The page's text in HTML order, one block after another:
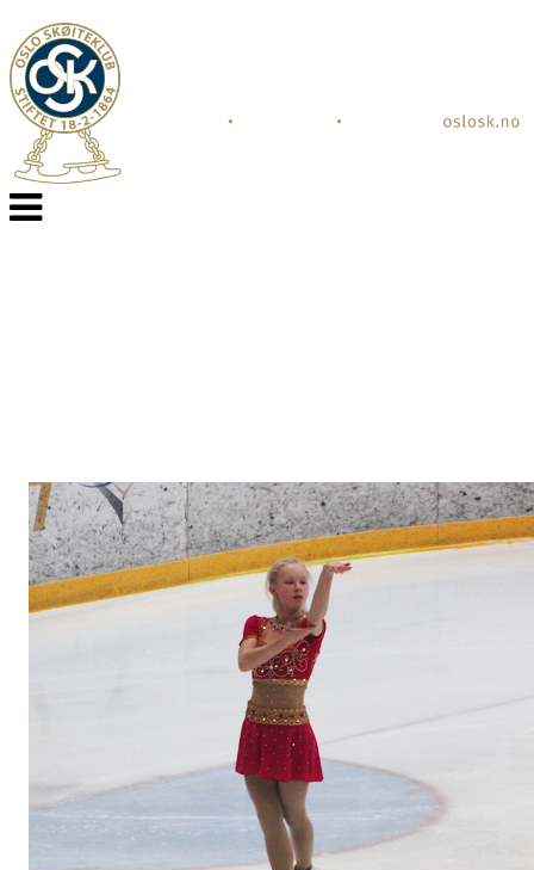
Veksle
navigasjon